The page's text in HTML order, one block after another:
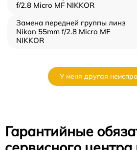
f/2.8 Micro MF NIKKOR
Замена передней группы линз
Nikon 55mm f/2.8 Micro MF
NIKKOR
У меня другая
Гарантийные